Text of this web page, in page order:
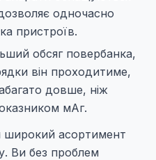
одночасно
пристроїв.
обсяг повербанка,
він проходитиме,
довше, ніж
мАг.
широкий асортимент
Ви без проблем